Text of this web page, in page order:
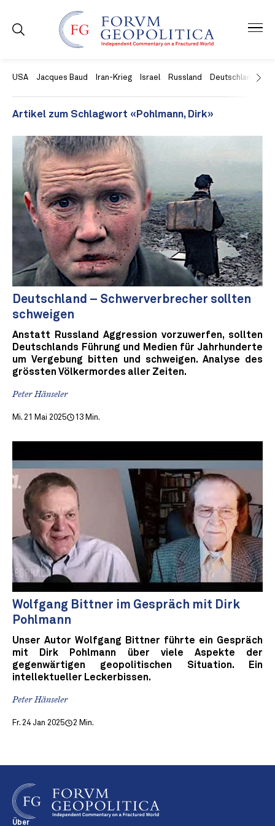
USA Jacques Baud Iran-Krieg Israel Russland Deutschland
Artikel zum Schlagwort «Pohlmann, Dirk»
Deutschland – Schwerverbrecher sollten
schweigen
Anstatt Russland Aggression vorzuwerfen, sollten
Deutschlands Führung und Medien für Jahrhunderte
um Vergebung bitten und schweigen. Analyse des
grössten Völkermordes aller Zeiten.
Peter Hänseler
Mi. 21 Mai 2025 13 Min.
Wolfgang Bittner im Gespräch mit Dirk
Pohlmann
Unser Autor Wolfgang Bittner führte ein Gespräch
mit Dirk Pohlmann über viele Aspekte der
gegenwärtigen geopolitischen Situation. Ein
intellektueller Leckerbissen.
Peter Hänseler
Fr. 24 Jan 2025 2 Min.
Über